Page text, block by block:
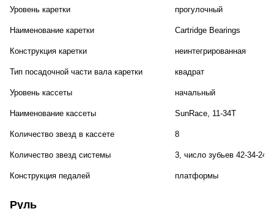
Уровень каретки прогулочный
Наименование каретки Cartridge Bearings
Конструкция каретки неинтегрированная
Тип посадочной части вала каретки квадрат
Уровень кассеты начальный
Наименование кассеты SunRace, 11-34T
Количество звезд в кассете 8
Количество звезд системы 3, число зубьев 42-34-24
Конструкция педалей платформы
Руль